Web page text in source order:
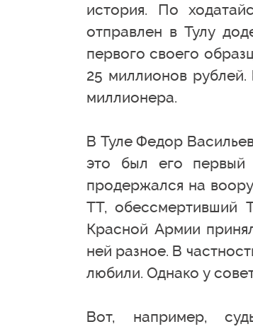
история. По
отправлен в Тулу
первого своего
25 миллионов
миллионера.
В Туле Федор
это был его первый
продержался на
ТТ, обессмертивший
Красной Армии
ней разное. В
любили. Однако у
Вот, например,